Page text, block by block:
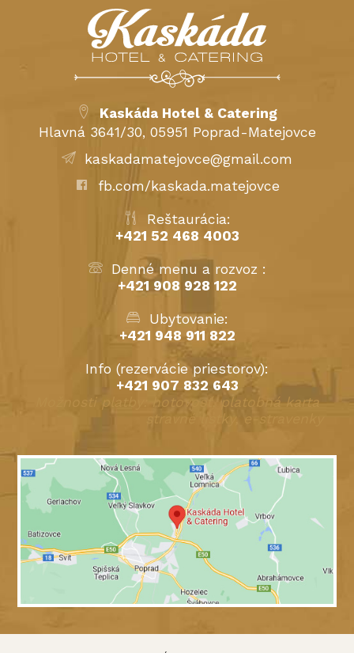
Kaskáda Hotel & Catering
Hlavná 3641/30, 05951 Poprad-Matejovce
kaskadamatejovce@gmail.com
fb.com/kaskada.matejovce
Reštaurácia:
+421 52 468 4003
Denné menu a rozvoz :
+421 908 928 122
Ubytovanie:
+421 948 911 822
Info (rezervácie priestorov):
+421 907 832 643
Možnosti platby: hotovosť, platobná karta
stravné lístky, e-stravenky